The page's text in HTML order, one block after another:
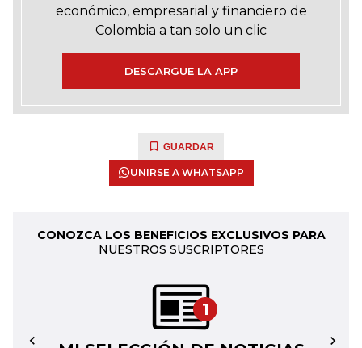
económico, empresarial y financiero de
Colombia a tan solo un clic
DESCARGUE LA APP
GUARDAR
UNIRSE A WHATSAPP
CONOZCA LOS BENEFICIOS EXCLUSIVOS PARA
NUESTROS SUSCRIPTORES
1